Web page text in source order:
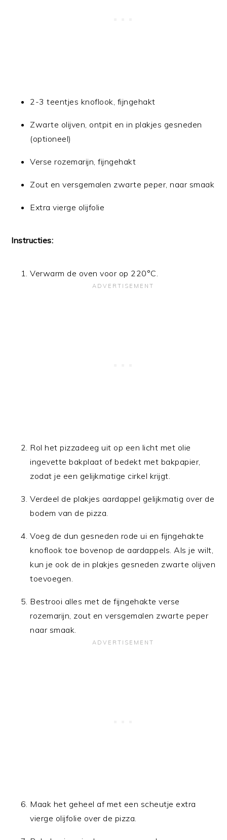
2-3 teentjes knoflook, fijngehakt
Zwarte olijven, ontpit en in plakjes gesneden
(optioneel)
Verse rozemarijn, fijngehakt
Zout en versgemalen zwarte peper, naar smaak
Extra vierge olijfolie
Instructies:
Verwarm de oven voor op 220°C.
Rol het pizzadeeg uit op een licht met olie
ingevette bakplaat of bedekt met bakpapier,
zodat je een gelijkmatige cirkel krijgt.
Verdeel de plakjes aardappel gelijkmatig over de
bodem van de pizza.
Voeg de dun gesneden rode ui en fijngehakte
knoflook toe bovenop de aardappels. Als je wilt,
kun je ook de in plakjes gesneden zwarte olijven
toevoegen.
Bestrooi alles met de fijngehakte verse
rozemarijn, zout en versgemalen zwarte peper
naar smaak.
Maak het geheel af met een scheutje extra
vierge olijfolie over de pizza.